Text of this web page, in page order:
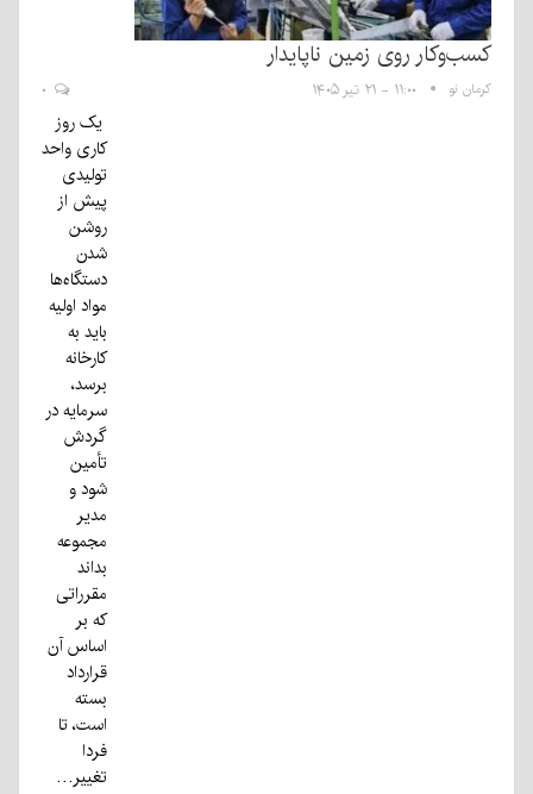
کسب‌وکار روی زمین ناپایدار
کرمان نو ۱۱:۰۰ - ۲۱ تیر ۱۴۰۵
یک روز
کاری واحد
تولیدی
پیش از
روشن
شدن
دستگاه‌ها
مواد اولیه
باید به
کارخانه
برسد،
سرمایه در
گردش
تأمین
شود و
مدیر
مجموعه
بداند
مقرراتی
که بر
اساس آن
قرارداد
بسته
است، تا
فردا
تغییر…